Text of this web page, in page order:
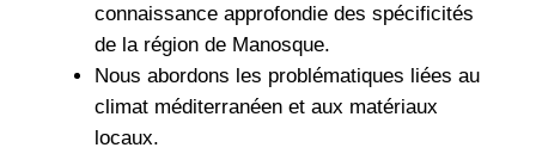
connaissance approfondie des spécificités
de la région de Manosque.
Nous abordons les problématiques liées au
climat méditerranéen et aux matériaux
locaux.